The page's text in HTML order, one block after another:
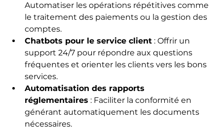
Automatiser les opérations répétitives comme
le traitement des paiements ou la gestion des
comptes.
Chatbots pour le service client : Offrir un
support 24/7 pour répondre aux questions
fréquentes et orienter les clients vers les bons
services.
Automatisation des rapports
réglementaires : Faciliter la conformité en
générant automatiquement les documents
nécessaires.